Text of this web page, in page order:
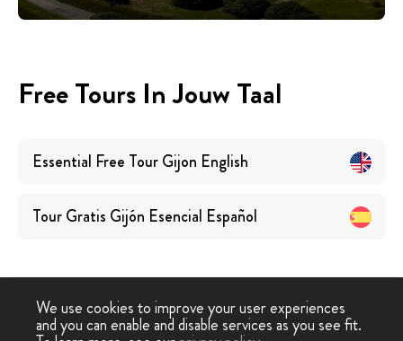
Free Tours In Jouw Taal
Essential Free Tour Gijon English
Tour Gratis Gijón Esencial Español
We use cookies to improve your user experiences
and you can enable and disable services as you see fit.